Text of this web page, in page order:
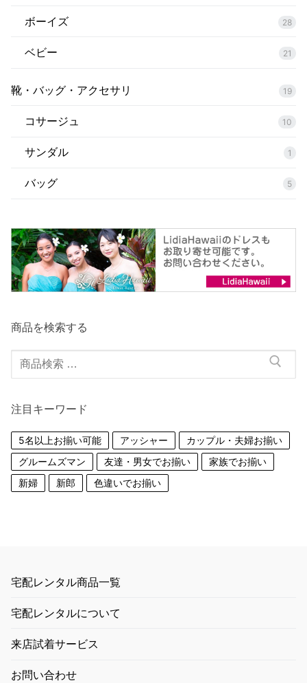
ボーイズ 28
ベビー 21
靴・バッグ・アクセサリ 19
コサージュ 10
サンダル 1
バッグ 5
商品を検索する
検
索
象:
注目キーワード
5名以上お揃い可能 アッシャー
カップル・夫婦お揃い
グルームズマン
友達・男女でお揃い
家族でお揃い
新婦
新郎 色違いでお揃い
宅配レンタル商品一覧
宅配レンタルについて
来店試着サービス
お問い合わせ